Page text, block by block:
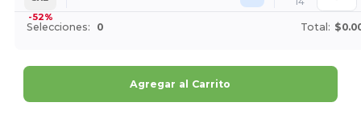
-52%
Selecciones: 0 Total:
Agregar al Carrito